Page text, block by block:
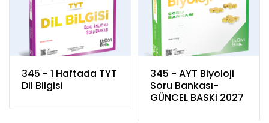
345 - 1 Haftada TYT
Dil Bilgisi
345 - AYT Biyoloji
Soru Bankası-
GÜNCEL BASKI 2027